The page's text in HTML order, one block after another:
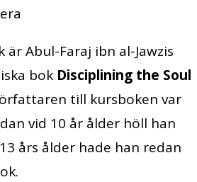
är Abul-Faraj ibn al-Jawzis
bok Disciplining the Soul
till kursboken var
vid 10 år ålder höll han
års ålder hade han redan